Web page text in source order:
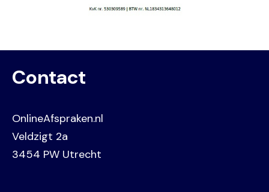
Contact
OnlineAfspraken.nl
Veldzigt 2a
3454 PW Utrecht